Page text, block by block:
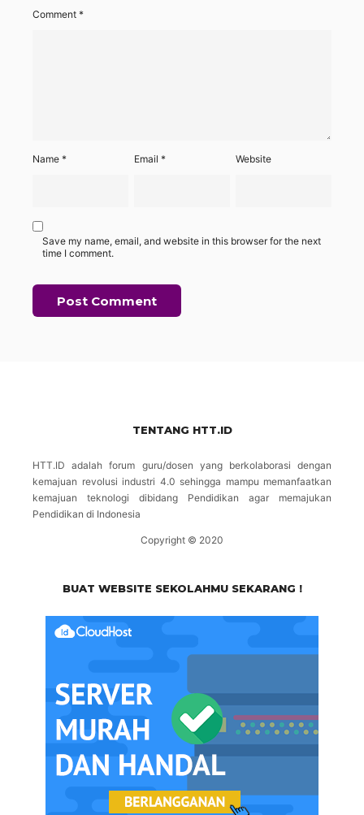
Comment *
Name * Email* Website
Save my name, email, and website in this browser for the next
time I comment.
TENTANG HTT.ID
HTT.ID adalah forum guru/dosen yang berkolaborasi dengan
kemajuan revolusi industri 4.0 sehingga mampu memanfaatkan
kemajuan teknologi dibidang Pendidikan agar memajukan
Pendidikan di Indonesia
Copyright © 2020
BUAT WEBSITE SEKOLAHMU SEKARANG !